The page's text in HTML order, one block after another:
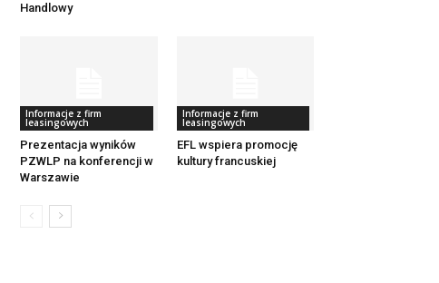
Handlowy
Informacje z firm
leasingowych
Prezentacja wyników
PZWLP na konferencji w
Warszawie
Informacje z firm
leasingowych
EFL wspiera promocję
kultury francuskiej